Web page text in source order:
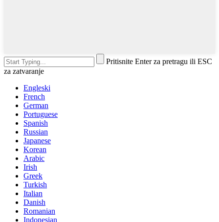
Pritisnite Enter za pretragu ili ESC
za zatvaranje
Engleski
French
German
Portuguese
Spanish
Russian
Japanese
Korean
Arabic
Irish
Greek
Turkish
Italian
Danish
Romanian
Indonesian